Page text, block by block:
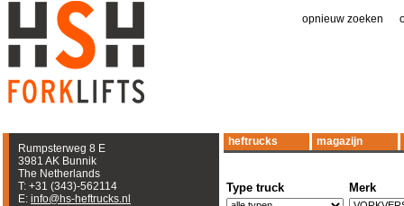
opnieuw zoeken
Rumpsterweg 8 E
3981 AK Bunnik
The Netherlands
T: +31 (343)-562114
E: info@hs-heftrucks.nl
heftrucks magazijn
Type truck Merk